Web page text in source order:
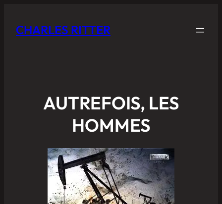
CHARLES RITTER
AUTREFOIS, LES
HOMMES